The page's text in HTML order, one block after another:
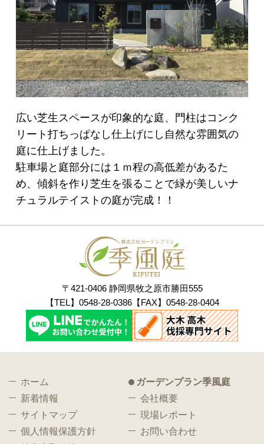
広い芝生スペースが印象的な庭、門柱はコンク
リート打ちっぱなし仕上げにし自然な雰囲気の
庭に仕上げました。
駐車場と庭部分には１ｍ程の高低差があるた
め、傾斜を作り芝生を張ることで緑が美しいナ
チュラルテイストの庭が完成！！
〒421-0406 静岡県牧之原市勝田555
【TEL】0548-28-0386【FAX】0548-28-0404
ホーム
新着情報
サイトマップ
個人情報保護方針
ガーデンプラン季風庭
会社概要
現場レポート
お問い合わせ